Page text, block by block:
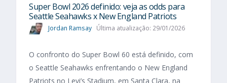
Super Bowl 2026 definido: veja as odds para
Seattle Seahawks x New England Patriots
Jordan Ramsay Última atualização: 29/01/2026
O confronto do Super Bowl 60 está definido, com
o Seattle Seahawks enfrentando o New England
Patriots no Levi’s Stadium, em Santa Clara, na